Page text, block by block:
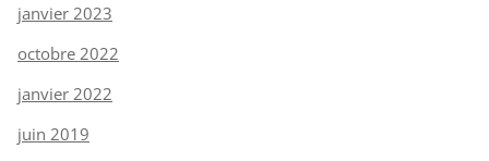
janvier 2023
octobre 2022
janvier 2022
juin 2019